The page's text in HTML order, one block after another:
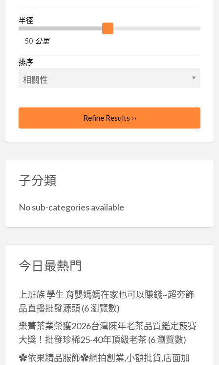
半徑
公里
排序
Refine Results ››
子分類
No sub-categories available
今日最熱門
上班族 學生 育嬰媽媽在家也可以賺錢~超夯飾
品直播批發源頭(6 瀏覽數)
樂菁茶業榮獲2026台灣陳年老茶品質鑑定競賽
大獎！批發珍稀25-40年頂級老茶 (6 瀏覽數)
✿依果精品服飾✿網拍創業,小額批貨,店面加